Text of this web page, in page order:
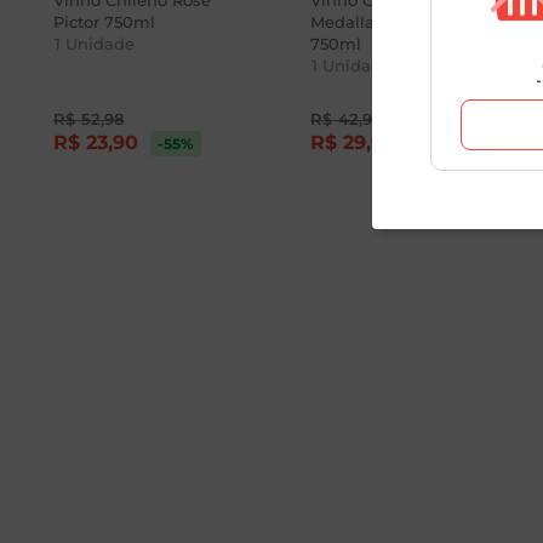
Pictor 750ml
1 Unidade
R$ 52,98
R$ 23,90 -55%
Medalla Santa Rita
750ml
1 Unidade
R$ 42,98
R$ 29,90